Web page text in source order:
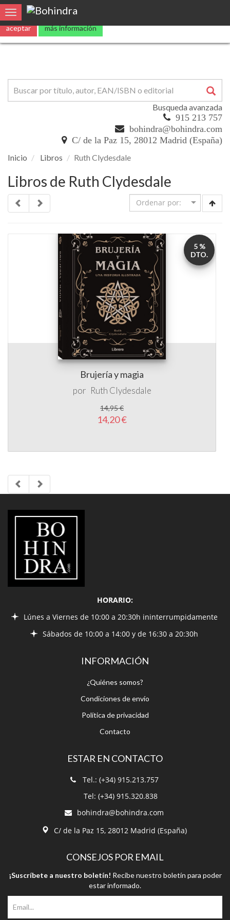
Utilizamoscookies propias y de terceros para mejorar nuestros
aceptar más información
Toggle navigation
Busqueda avanzada
915 213 757
bohindra@bohindra.com
C/ de la Paz 15, 28012 Madrid (España)
Inicio Libros Ruth Clydesdale
Libros de Ruth Clydesdale
Brujería y magia
por Ruth Clydesdale
14,95 €
14,20 €
5 %
DTO.
LIBRERÍA
BOHINDRA
HORARIO:
Lúnes a Viernes de 10:00 a 20:30h ininterrumpidamente
Sábados de 10:00 a 14:00 y de 16:30 a 20:30h
INFORMACIÓN
¿Quiénes somos?
Condiciones de envío
Política de privacidad
Contacto
ESTAR EN CONTACTO
Tel.: (+34) 915.213.757
Tel: (+34) 915.320.838
bohindra@bohindra.com
C/ de la Paz 15, 28012 Madrid (España)
CONSEJOS POR EMAIL
¡Suscríbete a nuestro boletín! Recibe nuestro boletín para poder
estar informado.